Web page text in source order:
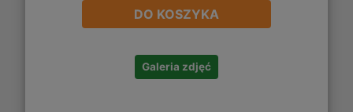
DO KOSZYKA
Galeria zdjęć